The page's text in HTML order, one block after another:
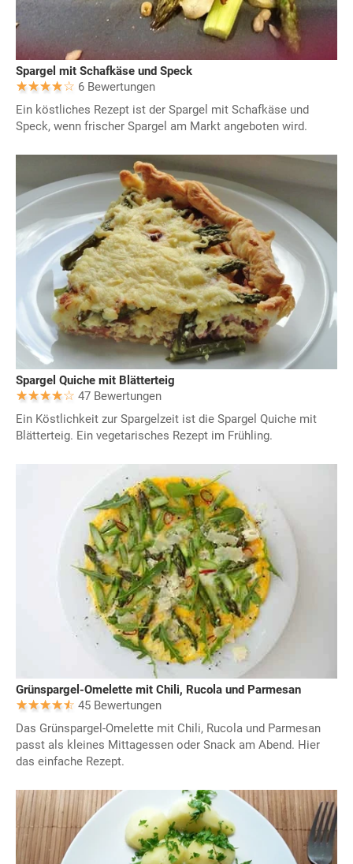
Spargel mit Schafkäse und Speck
6 Bewertungen
Ein köstliches Rezept ist der Spargel mit Schafkäse und
Speck, wenn frischer Spargel am Markt angeboten wird.
Spargel Quiche mit Blätterteig
47 Bewertungen
Ein Köstlichkeit zur Spargelzeit ist die Spargel Quiche mit
Blätterteig. Ein vegetarisches Rezept im Frühling.
Grünspargel-Omelette mit Chili, Rucola und Parmesan
45 Bewertungen
Das Grünspargel-Omelette mit Chili, Rucola und Parmesan
passt als kleines Mittagessen oder Snack am Abend. Hier
das einfache Rezept.